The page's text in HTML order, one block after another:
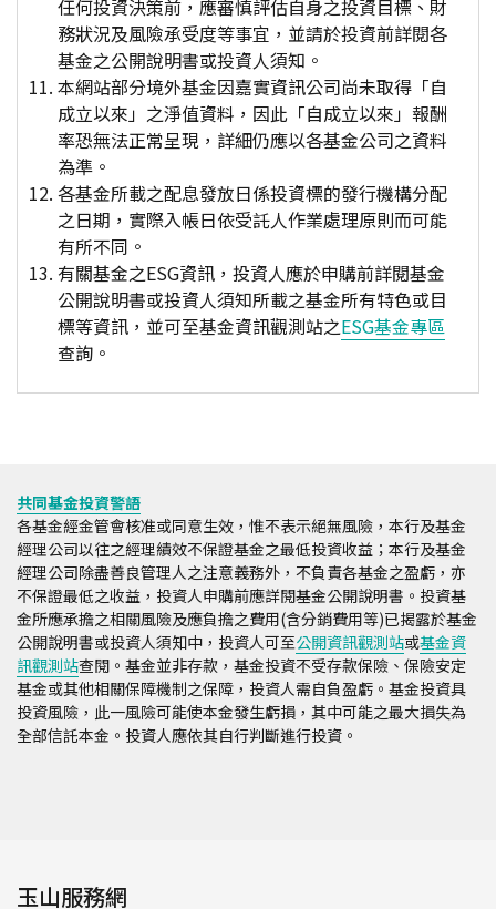
任何投資決策前，應審慎評估自身之投資目標、財
務狀況及風險承受度等事宜，並請於投資前詳閱各
基金之公開說明書或投資人須知。
本網站部分境外基金因嘉實資訊公司尚未取得「自
成立以來」之淨值資料，因此「自成立以來」報酬
率恐無法正常呈現，詳細仍應以各基金公司之資料
為準。
各基金所載之配息發放日係投資標的發行機構分配
之日期，實際入帳日依受託人作業處理原則而可能
有所不同。
有關基金之ESG資訊，投資人應於申購前詳閱基金
公開說明書或投資人須知所載之基金所有特色或目
標等資訊，並可至基金資訊觀測站之ESG基金專區
查詢。
共同基金投資警語
各基金經金管會核准或同意生效，惟不表示絕無風險，本行及基金
經理公司以往之經理績效不保證基金之最低投資收益；本行及基金
經理公司除盡善良管理人之注意義務外，不負責各基金之盈虧，亦
不保證最低之收益，投資人申購前應詳閱基金公開說明書。投資基
金所應承擔之相關風險及應負擔之費用(含分銷費用等)已揭露於基金
公開說明書或投資人須知中，投資人可至公開資訊觀測站或基金資
訊觀測站查閱。基金並非存款，基金投資不受存款保險、保險安定
基金或其他相關保障機制之保障，投資人需自負盈虧。基金投資具
投資風險，此一風險可能使本金發生虧損，其中可能之最大損失為
全部信託本金。投資人應依其自行判斷進行投資。
玉山服務網